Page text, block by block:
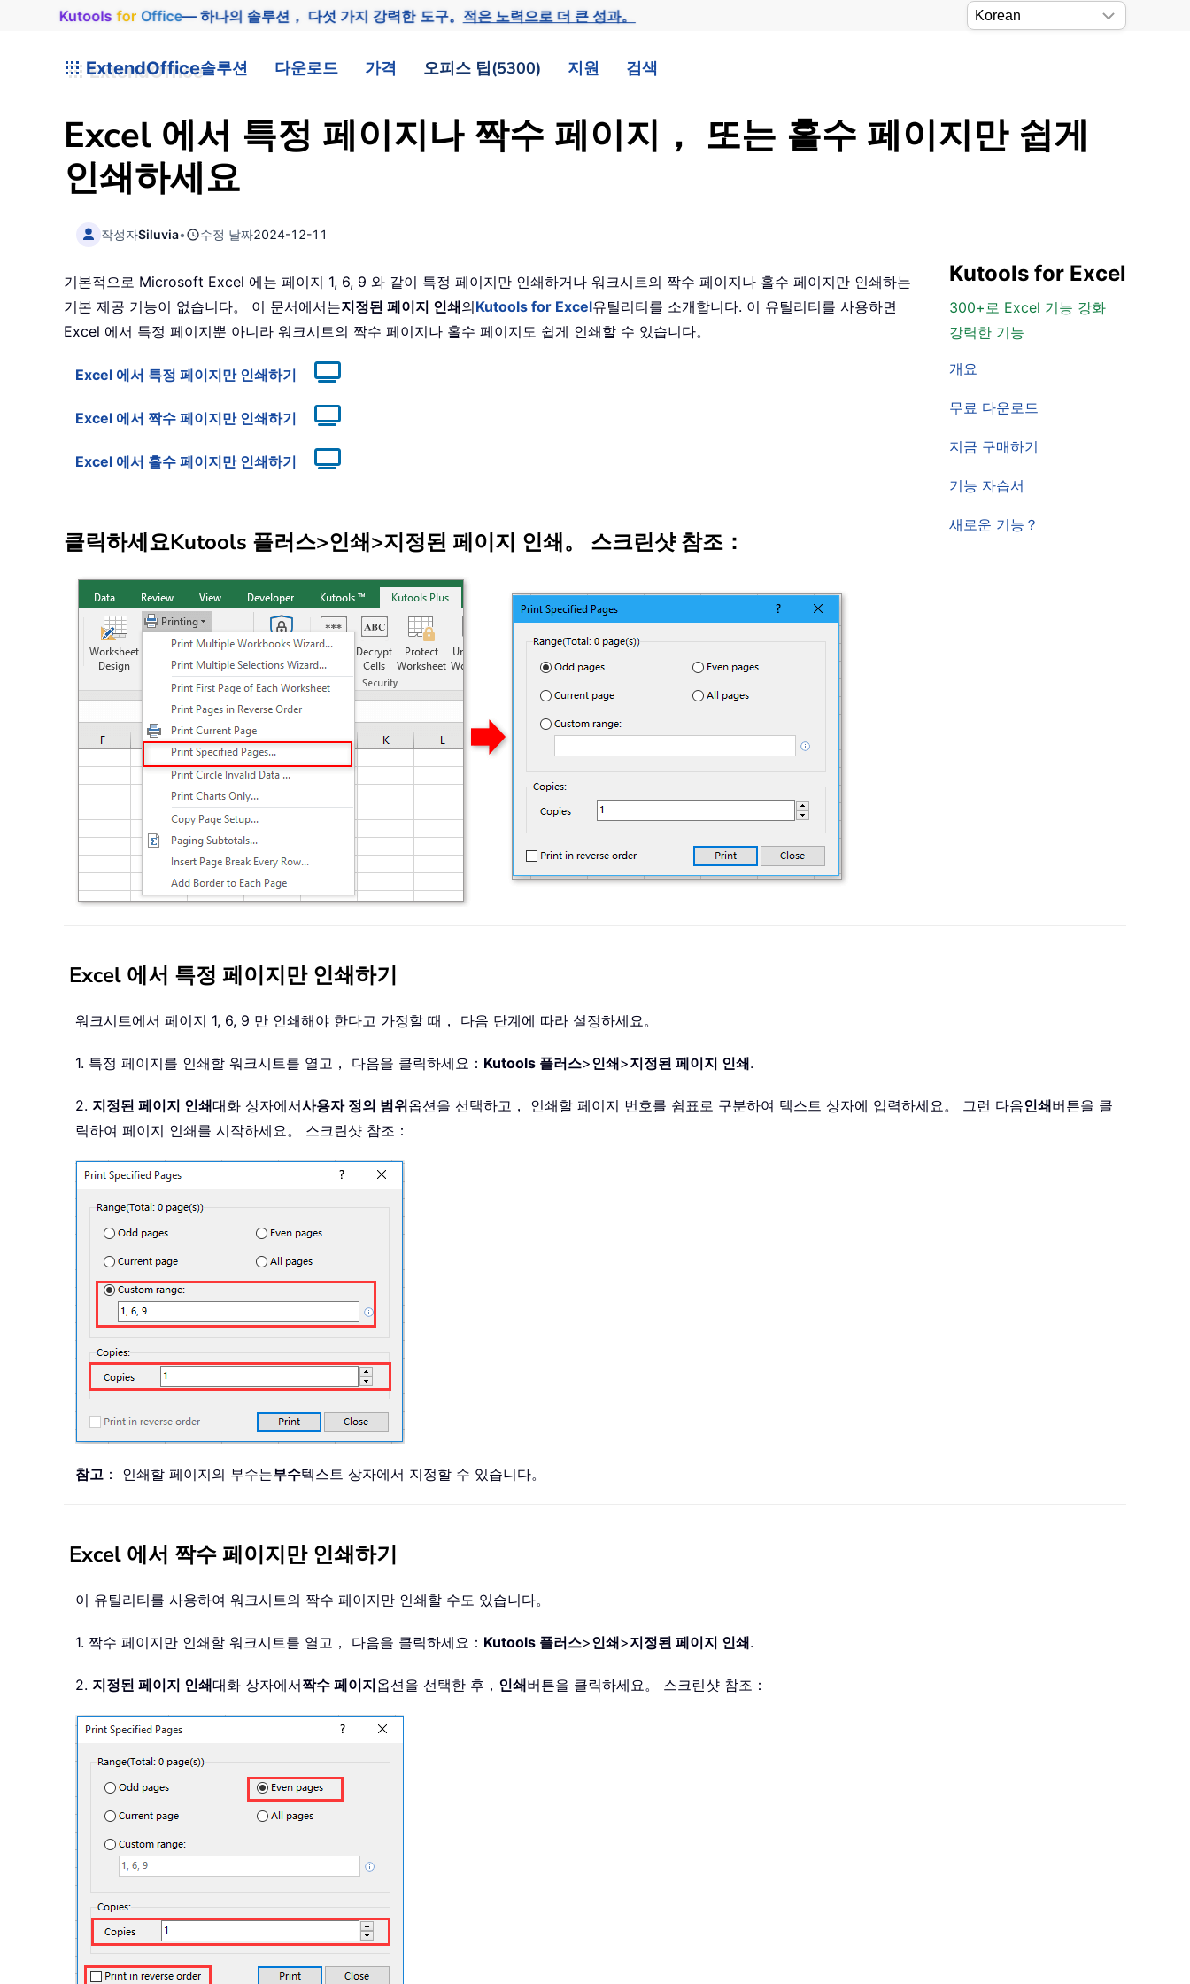
Kutools for Office— 하나의 솔루션， 다섯 가지 강력한 도구。 적은 노력으로 더 큰 성과。
ExtendOffice솔루션 다운로드 가격 오피스 팁(5300) 지원 검색
Excel 에서 특정 페이지나 짝수 페이지， 또는 홀수 페이지만 쉽게
인쇄하세요
작성자Siluvia• 수정 날짜2024-12-11
Kutools for Excel
300+로 Excel 기능 강화
강력한 기능
개요
무료 다운로드
지금 구매하기
기능 자습서
새로운 기능？
기본적으로 Microsoft Excel 에는 페이지 1, 6, 9 와 같이 특정 페이지만 인쇄하거나 워크시트의 짝수 페이지나 홀수 페이지만 인쇄하는
기본 제공 기능이 없습니다。 이 문서에서는지정된 페이지 인쇄의Kutools for Excel유틸리티를 소개합니다. 이 유틸리티를 사용하면
Excel 에서 특정 페이지뿐 아니라 워크시트의 짝수 페이지나 홀수 페이지도 쉽게 인쇄할 수 있습니다。
Excel 에서 특정 페이지만 인쇄하기
Excel 에서 짝수 페이지만 인쇄하기
Excel 에서 홀수 페이지만 인쇄하기
클릭하세요Kutools 플러스>인쇄>지정된 페이지 인쇄。 스크린샷 참조：
Excel 에서 특정 페이지만 인쇄하기
워크시트에서 페이지 1, 6, 9 만 인쇄해야 한다고 가정할 때， 다음 단계에 따라 설정하세요。
1. 특정 페이지를 인쇄할 워크시트를 열고， 다음을 클릭하세요： Kutools 플러스>인쇄>지정된 페이지 인쇄.
2. 지정된 페이지 인쇄대화 상자에서사용자 정의 범위옵션을 선택하고， 인쇄할 페이지 번호를 쉼표로 구분하여 텍스트 상자에 입력하세요。 그런 다음인쇄버튼을 클
릭하여 페이지 인쇄를 시작하세요。 스크린샷 참조：
참고 ： 인쇄할 페이지의 부수는부수텍스트 상자에서 지정할 수 있습니다。
Excel 에서 짝수 페이지만 인쇄하기
이 유틸리티를 사용하여 워크시트의 짝수 페이지만 인쇄할 수도 있습니다。
1. 짝수 페이지만 인쇄할 워크시트를 열고， 다음을 클릭하세요： Kutools 플러스>인쇄>지정된 페이지 인쇄.
2. 지정된 페이지 인쇄대화 상자에서짝수 페이지옵션을 선택한 후， 인쇄버튼을 클릭하세요。 스크린샷 참조：